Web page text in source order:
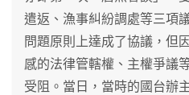
遣返、漁事糾紛調處等三項
問題原則上達成了協議，但
感的法律管轄權、主權爭議
受阻。當日，當時的國台辦